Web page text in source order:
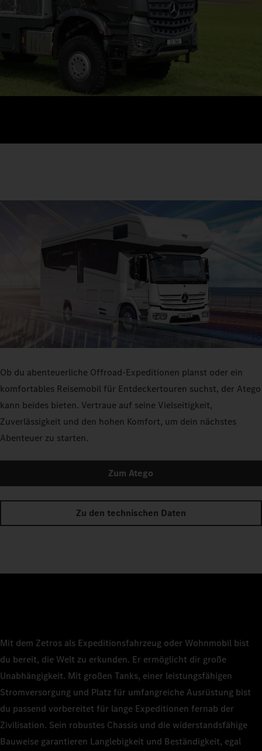
Ob du abenteuerliche Offroad-Expeditionen planst oder ein
komfortables Reisemobil für Entdeckertouren suchst, der Atego
kann beides bieten. Vertraue auf seine Vielseitigkeit,
Zuverlässigkeit und den hohen Komfort, um dein nächstes
Abenteuer zu starten.
Zum Atego
Zu den technischen Daten
Mit dem Zetros als Expeditionsfahrzeug oder Wohnmobil bist
du bereit, die Welt zu erkunden. Er ermöglicht dir große
Unabhängigkeit. Mit großen Tanks, einer leistungsfähigen
Stromversorgung und Platz für umfangreiche Ausrüstung bist
du passend vorbereitet für lange Expeditionen fernab der
Zivilisation. Sein robustes Chassis und die widerstandsfähige
Bauweise garantieren Langlebigkeit und Beständigkeit, egal